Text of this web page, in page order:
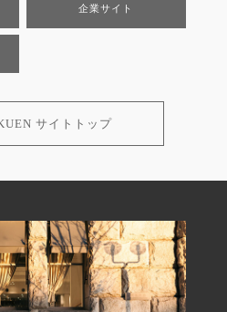
企業サイト
サイトトップ